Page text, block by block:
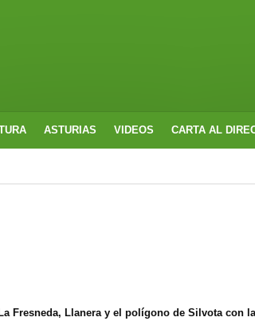
ASTURIAS VIDEOS CARTA AL